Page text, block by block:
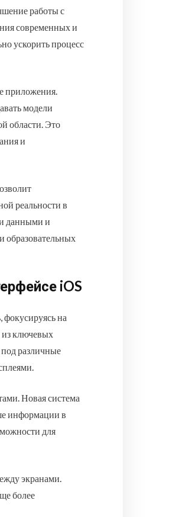
работы с
современных и
ускорить процесс
приложения.
модели
области. Это
и
реальности в
данными и
образовательных
iOS
на
из ключевых
различные
Новая система
информации в
для
экранами.
более